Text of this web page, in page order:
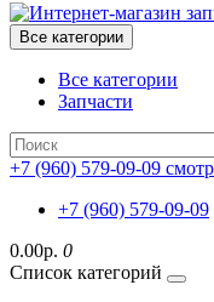
Все категории
Все категории
Запчасти
+7 (960) 579-09-09
+7 (960) 579-09-09
0.00р. 0
Список категорий